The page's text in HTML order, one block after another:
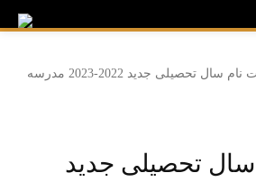
آغاز ثبت نام سال تحصیلی جدید 2022-2023 مدرسه
سال تحصیلی جدید